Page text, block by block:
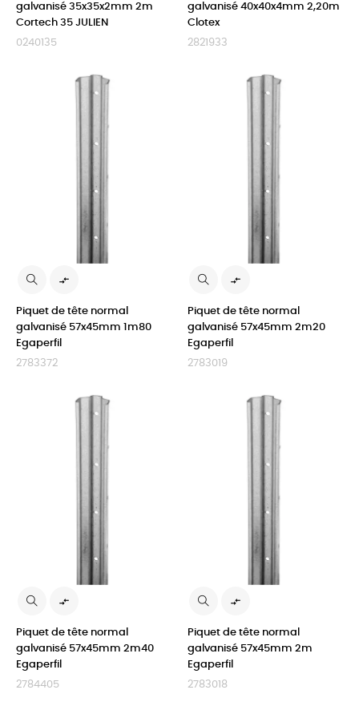
galvanisé 35x35x2mm 2m
Cortech 35 JULIEN
0240135
galvanisé 40x40x4mm 2,20m
Clotex
2821933

Piquet de tête normal
galvanisé 57x45mm 1m80
Egaperfil
2783372

Piquet de tête normal
galvanisé 57x45mm 2m20
Egaperfil
2783019

Piquet de tête normal
galvanisé 57x45mm 2m40
Egaperfil
2784405

Piquet de tête normal
galvanisé 57x45mm 2m
Egaperfil
2783018